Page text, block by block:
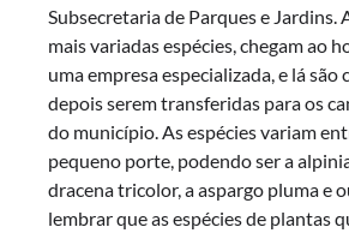
Subsecretaria de Parques e Jardins.
mais variadas espécies, chegam ao
uma empresa especializada, e lá são
depois serem transferidas para os
do município. As espécies variam
pequeno porte, podendo ser a
dracena tricolor, a aspargo pluma e
lembrar que as espécies de plantas